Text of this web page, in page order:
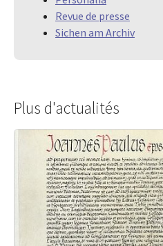
Revue de presse
Sichen am Archiv
Plus d'actualités